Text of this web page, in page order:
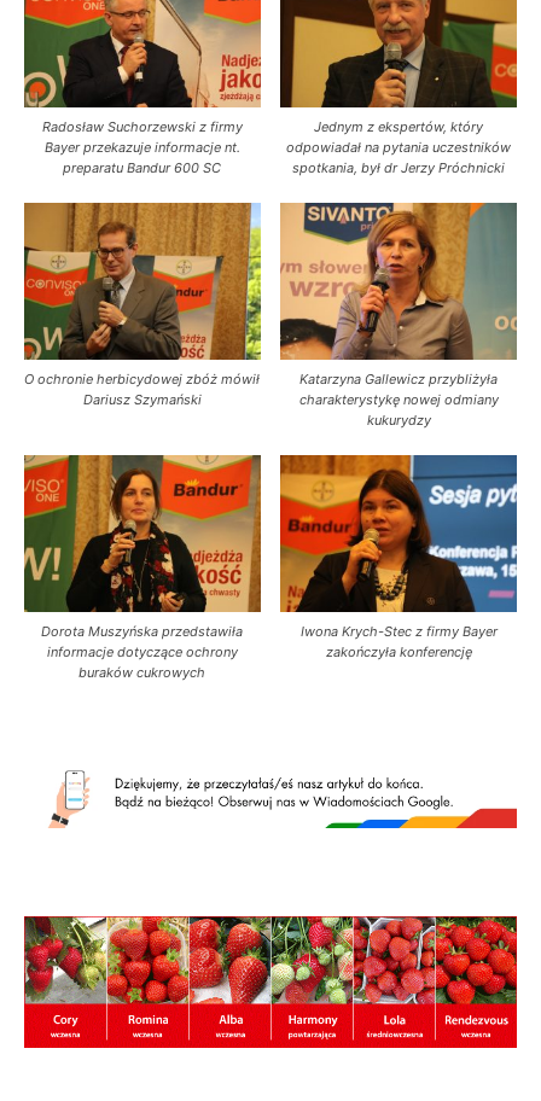
Radosław Suchorzewski z firmy
Bayer przekazuje informacje nt.
preparatu Bandur 600 SC
Jednym z ekspertów, który
odpowiadał na pytania uczestników
spotkania, był dr Jerzy Próchnicki
O ochronie herbicydowej zbóż mówił
Dariusz Szymański
Katarzyna Gallewicz przybliżyła
charakterystykę nowej odmiany
kukurydzy
Dorota Muszyńska przedstawiła
informacje dotyczące ochrony
buraków cukrowych
Iwona Krych-Stec z firmy Bayer
zakończyła konferencję